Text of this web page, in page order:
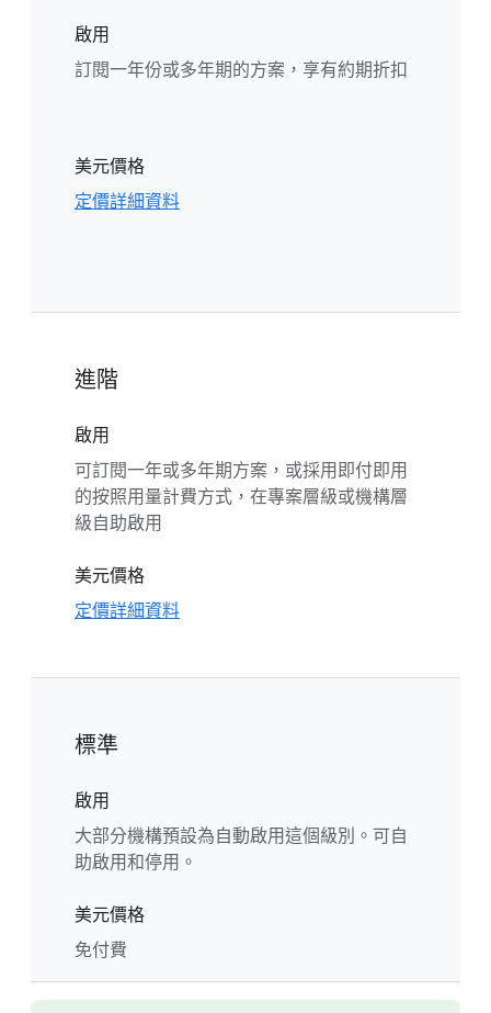
啟用
訂閱一年份或多年期的方案，享有約期折扣
美元價格
定價詳細資料
進階
啟用
可訂閱一年或多年期方案，或採用即付即用
的按照用量計費方式，在專案層級或機構層
級自助啟用
美元價格
定價詳細資料
標準
啟用
大部分機構預設為自動啟用這個級別。可自
助啟用和停用。
美元價格
免付費